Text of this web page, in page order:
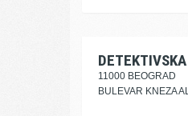
11000 BEOGRAD
BULEVAR KNEZA